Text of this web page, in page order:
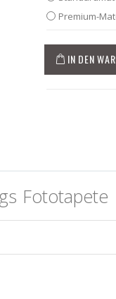
Premium-
IN DEN
Fototapete